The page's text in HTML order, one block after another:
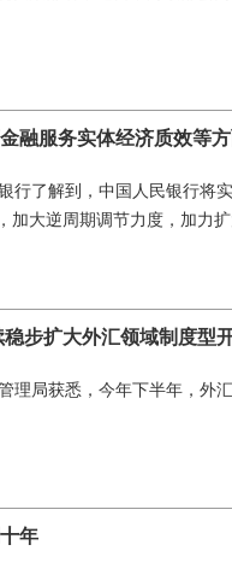
融服务实体经济质效等
行了解到，中国人民银行将
加大逆周期调节力度，加力
步扩大外汇领域制度型
理局获悉，今年下半年，外
年